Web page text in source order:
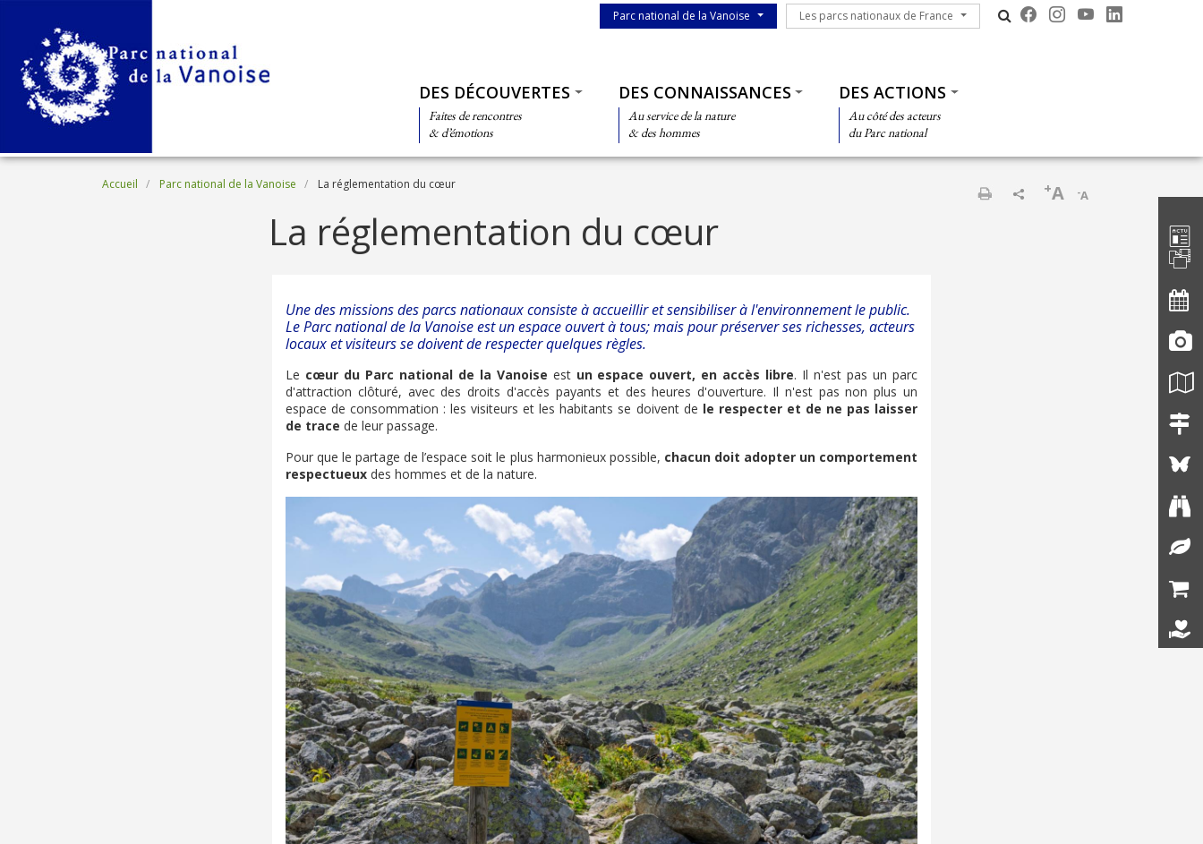
Menu du parc
Parc national de la Vanoise Les parcs nationaux de France
Les parcs nationaux de France
DES DÉCOUVERTES
Faites de rencontres
& d’émotions
DES CONNAISSANCES
Au service de la nature
& des hommes
DES ACTIONS
Au côté des acteurs
du Parc national
Fil d'Ariane
Accueil Parc national de la Vanoise La réglementation du cœur
-A
+A
La réglementation du cœur
Une des missions des parcs nationaux consiste à accueillir et sensibiliser à l'environnement le public.
Le Parc national de la Vanoise est un espace ouvert à tous; mais pour préserver ses richesses, acteurs
locaux et visiteurs se doivent de respecter quelques règles.
Le cœur du Parc national de la Vanoise est un espace ouvert, en accès libre. Il n'est pas un parc
d'attraction clôturé, avec des droits d'accès payants et des heures d'ouverture. Il n'est pas non plus un
espace de consommation : les visiteurs et les habitants se doivent de le respecter et de ne pas laisser
de trace de leur passage.
Pour que le partage de l’espace soit le plus harmonieux possible, chacun doit adopter un comportement
respectueux des hommes et de la nature.